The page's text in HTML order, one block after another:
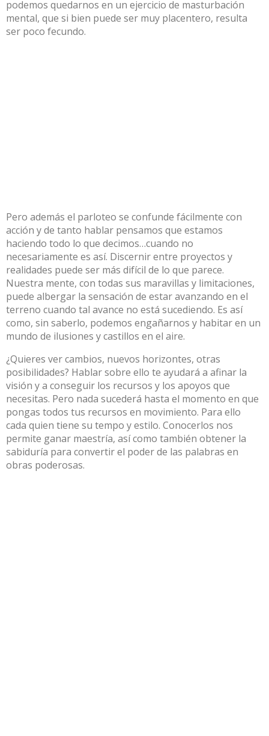
podemos quedarnos en un ejercicio de masturbación
mental, que si bien puede ser muy placentero, resulta
ser poco fecundo.
Pero además el parloteo se confunde fácilmente con
acción y de tanto hablar pensamos que estamos
haciendo todo lo que decimos…cuando no
necesariamente es así. Discernir entre proyectos y
realidades puede ser más difícil de lo que parece.
Nuestra mente, con todas sus maravillas y limitaciones,
puede albergar la sensación de estar avanzando en el
terreno cuando tal avance no está sucediendo. Es así
como, sin saberlo, podemos engañarnos y habitar en un
mundo de ilusiones y castillos en el aire.
¿Quieres ver cambios, nuevos horizontes, otras
posibilidades? Hablar sobre ello te ayudará a afinar la
visión y a conseguir los recursos y los apoyos que
necesitas. Pero nada sucederá hasta el momento en que
pongas todos tus recursos en movimiento. Para ello
cada quien tiene su tempo y estilo. Conocerlos nos
permite ganar maestría, así como también obtener la
sabiduría para convertir el poder de las palabras en
obras poderosas.